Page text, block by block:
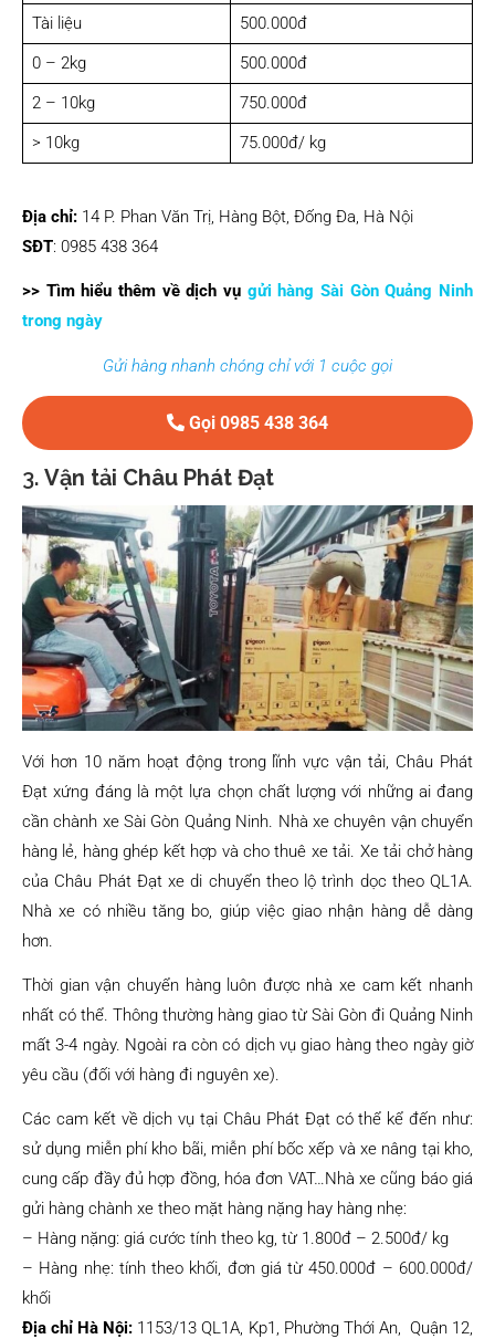
Tài liệu
500.000đ
0 – 2kg
500.000đ
2 – 10kg
750.000đ
> 10kg
75.000đ/ kg
Địa chỉ: 14 P. Phan Văn Trị, Hàng Bột, Đống Đa, Hà Nội
SĐT: 0985 438 364
>> Tìm hiểu thêm về dịch vụ gửi hàng Sài Gòn Quảng Ninh
trong ngày
Gửi hàng nhanh chóng chỉ với 1 cuộc gọi
Gọi 0985 438 364
3. Vận tải Châu Phát Đạt
Với hơn 10 năm hoạt động trong lĩnh vực vận tải, Châu Phát
Đạt xứng đáng là một lựa chọn chất lượng với những ai đang
cần chành xe Sài Gòn Quảng Ninh. Nhà xe chuyên vận chuyển
hàng lẻ, hàng ghép kết hợp và cho thuê xe tải. Xe tải chở hàng
của Châu Phát Đạt xe di chuyển theo lộ trình dọc theo QL1A.
Nhà xe có nhiều tăng bo, giúp việc giao nhận hàng dễ dàng
hơn.
Thời gian vận chuyển hàng luôn được nhà xe cam kết nhanh
nhất có thể. Thông thường hàng giao từ Sài Gòn đi Quảng Ninh
mất 3-4 ngày. Ngoài ra còn có dịch vụ giao hàng theo ngày giờ
yêu cầu (đối với hàng đi nguyên xe).
Các cam kết về dịch vụ tại Châu Phát Đạt có thể kể đến như:
sử dụng miễn phí kho bãi, miễn phí bốc xếp và xe nâng tại kho,
cung cấp đầy đủ hợp đồng, hóa đơn VAT…Nhà xe cũng báo giá
gửi hàng chành xe theo mặt hàng nặng hay hàng nhẹ:
– Hàng nặng: giá cước tính theo kg, từ 1.800đ – 2.500đ/ kg
– Hàng nhẹ: tính theo khối, đơn giá từ 450.000đ – 600.000đ/
khối
Địa chỉ Hà Nội: 1153/13 QL1A, Kp1, Phường Thới An, Quận 12,